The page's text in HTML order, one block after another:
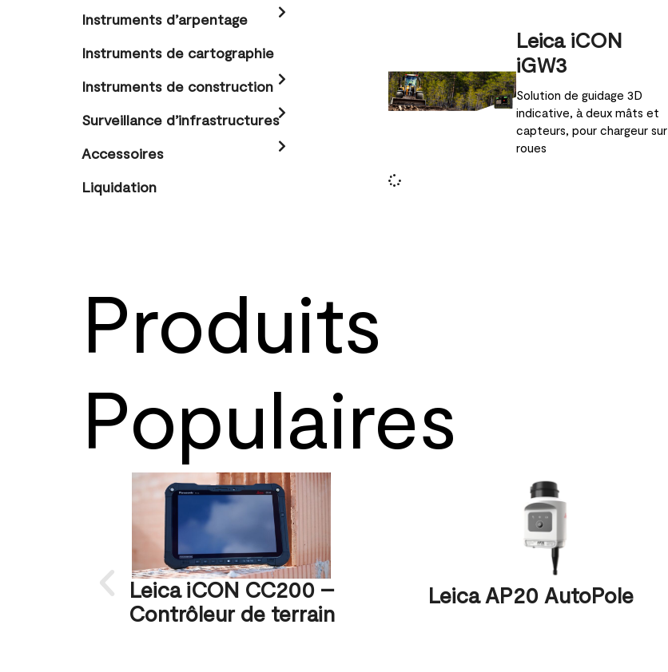
Instruments d’arpentage
Instruments de cartographie
Instruments de construction
Surveillance d’infrastructures
Accessoires
Liquidation
Leica iCON
iGW3
Solution de guidage 3D
indicative, à deux mâts et
capteurs, pour chargeur sur
roues
Produits
Populaires
Leica iCON CC200 –
Contrôleur de terrain
Leica AP20 AutoPole